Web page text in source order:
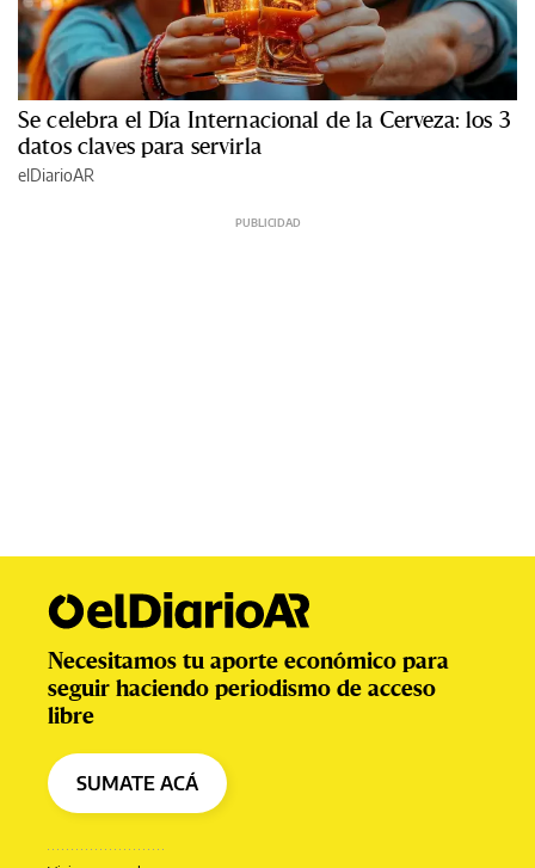
Se celebra el Día Internacional de la Cerveza: los 3
datos claves para servirla
elDiarioAR
Necesitamos tu aporte económico para
seguir haciendo periodismo de acceso
libre
SUMATE ACÁ